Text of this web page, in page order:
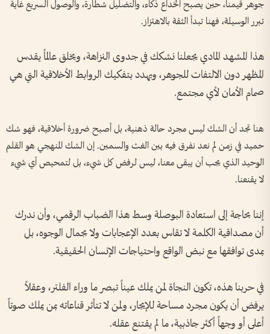
جوهر قيمنا، حين يصبح الخداع ذكاء، والتضليل شطارة، والوصول السريع غاية
تبرر الوسيلة، فهنا تبدأ الثقة بالاهتزاز.
هذا المشهد المادي يجعلنا نشكك في جدوى النزاهة، ويخلق عالماً يقدس
المظهر دون الالتفات للجوهر، ويهدد بتفكيك الروابط الأخلاقية التي هي
صمام الأمان لأي مجتمع.
هنا تجد أن الشك ليس مجرد حالة ذهنية، بل أصبح ضرورة أخلاقية، فهو شك
حميد في زمن لم نعد نفرق فيه بين الغث والسمين. إن الشك المنهجي هو القلم
الوحيد الذي يجب أن يبقى معنا، ليس لرفض كل شيء، بل لتمحيص أي شيء
لا يقنعنا.
إننا بحاجة إلى استعادة البوصلة وسط هذا الضباب الرقمي، وأن ندرك
أن مصداقية الكلمة لا تقاس بعدد الإعجابات ولا بجمال الوجوه، بل
بمدى توافقها مع نبض الواقع واحتياجات الإنسان الحقيقية.
في حربنا هذه، تكون النجاة لمن يملك عيناً تبصر ما وراء الفلتر، وعقلاً
يرفض أن يكون مجرد مساحة للإيجار، ولمن لا تتأثر قناعاته بمن يملك صوتاً
أعلى أو وجهاً أكثر جاذبية، ما لم يقتنع عقله.